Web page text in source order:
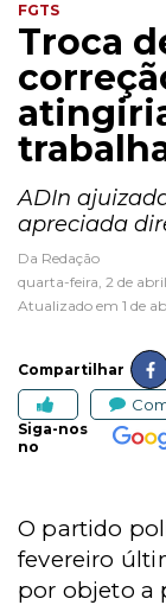
FGTS
Troca
ADIn
apreciada
Da Redação
quarta-feira, 2 de
Atualizado em 1 de
Compartilhar
Siga-nos
no
O partido
fevereiro
por objeto a